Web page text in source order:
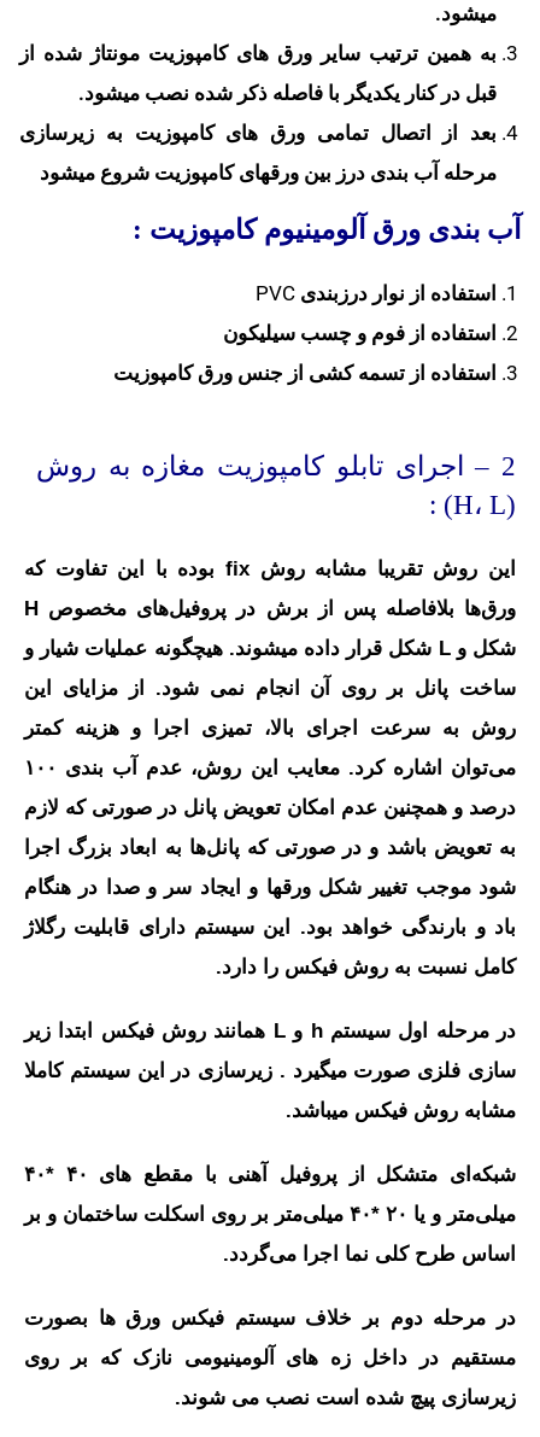
می­شود.
به همین ترتیب سایر ورق های کامپوزیت مونتاژ شده از
قبل در کنار یکدیگر با فاصله ذکر شده نصب می­شود.
بعد از اتصال تمامی ورق های کامپوزیت به زیرسازی
مرحله آب بندی درز بین ورقهای کامپوزیت شروع می­شود
آب بندی ورق آلومینیوم کامپوزیت :
استفاده از نوار درزبندی PVC
استفاده از فوم و چسب سیلیکون
استفاده از تسمه کشی از جنس ورق کامپوزیت
2 – اجرای تابلو کامپوزیت مغازه به روش
(H، L) :
این روش تقریبا مشابه روش fix بوده با این تفاوت که
ورق‌ها بلافاصله پس از برش در پروفیل‌های مخصوص H
شکل و L شکل قرار داده میشوند. هیچگونه عملیات شیار و
ساخت پانل بر روی آن انجام نمی شود. از مزایای این
روش به سرعت اجرای بالا، تمیزی اجرا و هزینه کمتر
می‌توان اشاره کرد. معایب این روش، عدم آب بندی ۱۰۰
درصد و همچنین عدم امکان تعویض پانل در صورتی که لازم
به تعویض باشد و در صورتی که پانل‌ها به ابعاد بزرگ اجرا
شود موجب تغییر شکل ورقها و ایجاد سر و صدا در هنگام
باد و بارندگی خواهد بود. این سیستم دارای قابلیت رگلاژ
کامل نسبت به روش فیکس را دارد.
در مرحله اول سیستم h و L همانند روش فیکس ابتدا زیر
سازی فلزی صورت میگیرد . زیرسازی در این سیستم کاملا
مشابه روش فیکس میباشد.
شبکه‌ای متشکل از پروفیل آهنی با مقطع های ۴۰ *۴۰
میلی‌متر و یا ۲۰ *۴۰ میلی‌متر بر روی اسکلت ساختمان و بر
اساس طرح کلی نما اجرا می‌گردد.
در مرحله دوم بر خلاف سیستم فیکس ورق ها بصورت
مستقیم در داخل زه های آلومینیومی نازک که بر روی
زیرسازی پیچ شده است نصب می‏ شوند.